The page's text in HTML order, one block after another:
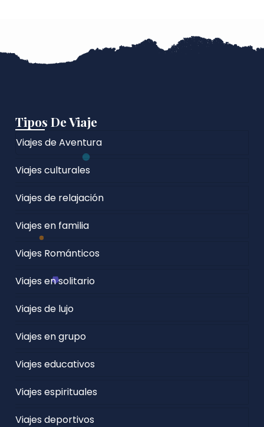
Tipos De Viaje
Viajes de Aventura
Viajes culturales
Viajes de relajación
Viajes en familia
Viajes Románticos
Viajes en solitario
Viajes de lujo
Viajes en grupo
Viajes educativos
Viajes espirituales
Viajes deportivos